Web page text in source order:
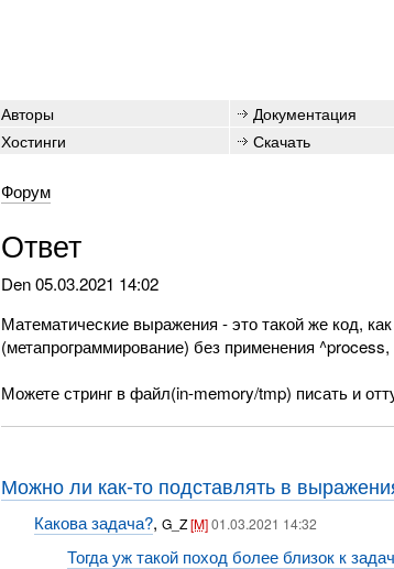
Авторы Документация
Хостинги Скачать
Форум
Ответ
Den05.03.2021 14:02
Математические выражения - это такой же код,
(метапрограммирование) без применения
Можете стринг в файл(in-memory/tmp) писать и
Можно ли как-то подставлять в
Какова задача?, G_Z[M]01.03.2021 14:32
Тогда уж такой поход более близок к